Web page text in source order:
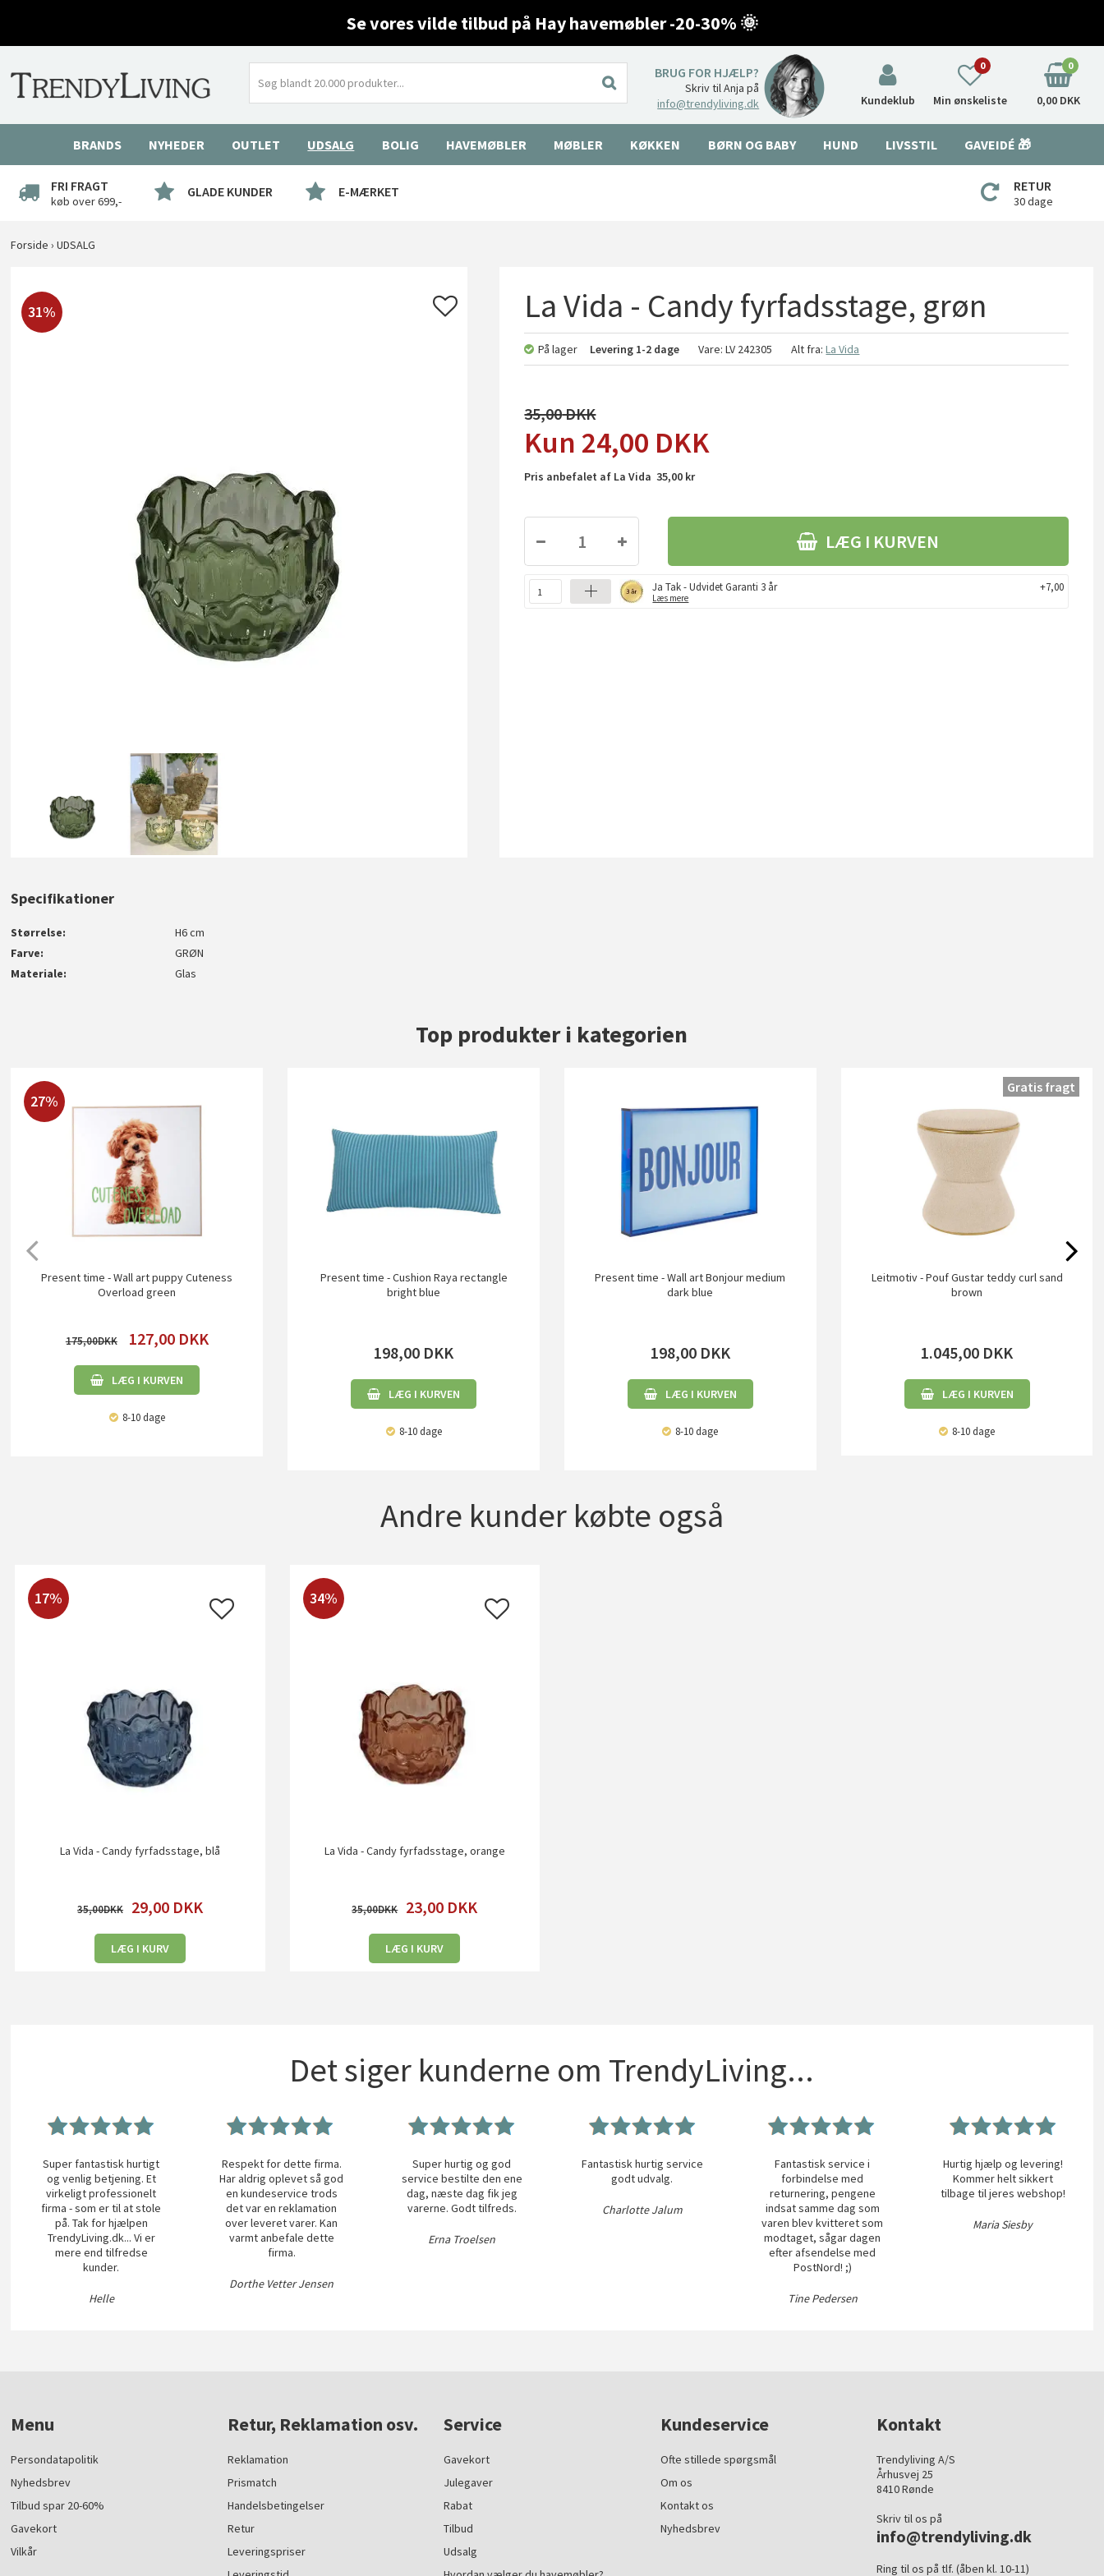
Se vores vilde tilbud på Hay havemøbler -20-30% 🌞
BRUG FOR HJÆLP?
Skriv til Anja på
info@trendyliving.dk
Kundeklub Min ønskeliste
0 0
0,00 DKK
BRANDS NYHEDER OUTLET UDSALG BOLIG HAVEMØBLER MØBLER KØKKEN BØRN OG BABY HUND LIVSSTIL GAVEIDÉ 🎁
FRI FRAGT
køb over 699,-
GLADE KUNDER E-MÆRKET RETUR
30 dage
Forside ›UDSALG
31% La Vida - Candy fyrfadsstage, grøn
På lager Levering 1-2 dage Vare:LV 242305 Alt fra:La Vida
35,00
24,00 DKK
Pris anbefalet af La Vida 35,00 kr
LÆG I KURVEN
Ja Tak - Udvidet Garanti 3 år
Læs mere
+7,00
Specifikationer
Størrelse
H6 cm
Farve
GRØN
Materiale
Glas
Top produkter i kategorien
27%
Present time - Wall art puppy Cuteness
Overload green
175,00 127,00 DKK
LÆG I KURVEN
8-10 dage
Present time - Cushion Raya rectangle
bright blue
198,00 DKK
LÆG I KURVEN
8-10 dage
Present time - Wall art Bonjour medium
dark blue
198,00 DKK
LÆG I KURVEN
8-10 dage
Leitmotiv - Pouf Gustar teddy curl sand
brown
1.045,00 DKK
LÆG I KURVEN
8-10 dage
Gratis fragt
Andre kunder købte også
17%
La Vida - Candy fyrfadsstage, blå
35,00 29,00 DKK
LÆG I KURV
34%
La Vida - Candy fyrfadsstage, orange
35,00 23,00 DKK
LÆG I KURV
Det siger kunderne om TrendyLiving...
Super fantastisk hurtigt
og venlig betjening. Et
virkeligt professionelt
firma - som er til at stole
på. Tak for hjælpen
TrendyLiving.dk... Vi er
mere end tilfredse
kunder.
Helle
Respekt for dette firma.
Har aldrig oplevet så god
en kundeservice trods
det var en reklamation
over leveret varer. Kan
varmt anbefale dette
firma.
Dorthe Vetter Jensen
Super hurtig og god
service bestilte den ene
dag, næste dag fik jeg
varerne. Godt tilfreds.
Erna Troelsen
Fantastisk hurtig service
godt udvalg.
Charlotte Jalum
Fantastisk service i
forbindelse med
returnering, pengene
indsat samme dag som
varen blev kvitteret som
modtaget, sågar dagen
efter afsendelse med
PostNord! ;)
Tine Pedersen
Hurtig hjælp og levering!
Kommer helt sikkert
tilbage til jeres webshop!
Maria Siesby
Menu
Persondatapolitik
Nyhedsbrev
Tilbud spar 20-60%
Gavekort
Vilkår
Retur, Reklamation osv.
Reklamation
Prismatch
Handelsbetingelser
Retur
Leveringspriser
Service
Gavekort
Julegaver
Rabat
Tilbud
Udsalg
Kundeservice
Ofte stillede spørgsmål
Om os
Kontakt os
Nyhedsbrev
Kontakt
Trendyliving A/S
Århusvej 25
8410 Rønde
Skriv til os på
info@trendyliving.dk
Ring til os på tlf. (åben kl. 10-11)